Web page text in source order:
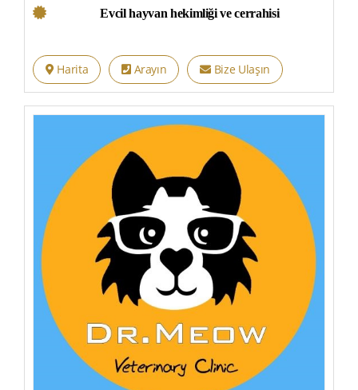
Evcil hayvan hekimliği ve cerrahisi
Harita Arayın Bize Ulaşın